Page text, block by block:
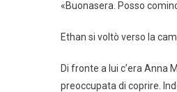
«Buonasera. Posso
Ethan si voltò verso la
Di fronte a lui c’era Anna
preoccupata di coprire.